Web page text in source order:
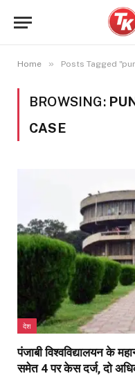
Home » Posts Tagged
BROWSING:
CASE
देश
पंजाबी विश्वविद्यालयन के
समेत 4 पर केस दर्ज, दो